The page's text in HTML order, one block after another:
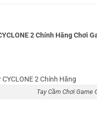
2 Chính Hãng Chơi
Tay Cầm Chơi Game